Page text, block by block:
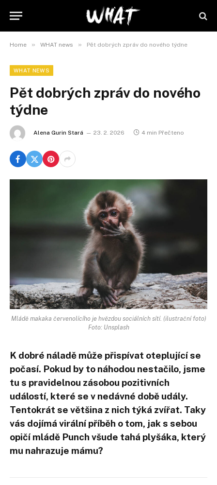
Home » WHAT news » Pět dobrých zpráv do nového týdne
WHAT NEWS
Pět dobrých zpráv do nového
týdne
Alena Gurin Stará 23. 2. 2026 4 min Přečteno
Mládě makaka červenolícího je hvězdou sociálních sítí. (ilustrační foto)
Foto: Unsplash
K dobré náladě může přispívat oteplující se
počasí. Pokud by to náhodou nestačilo, jsme
tu s pravidelnou zásobou pozitivních
událostí, které se v nedávné době udály.
Tentokrát se většina z nich týká zvířat. Taky
vás dojímá virální příběh o tom, jak s sebou
opičí mládě Punch všude tahá plyšáka, který
mu nahrazuje mámu?